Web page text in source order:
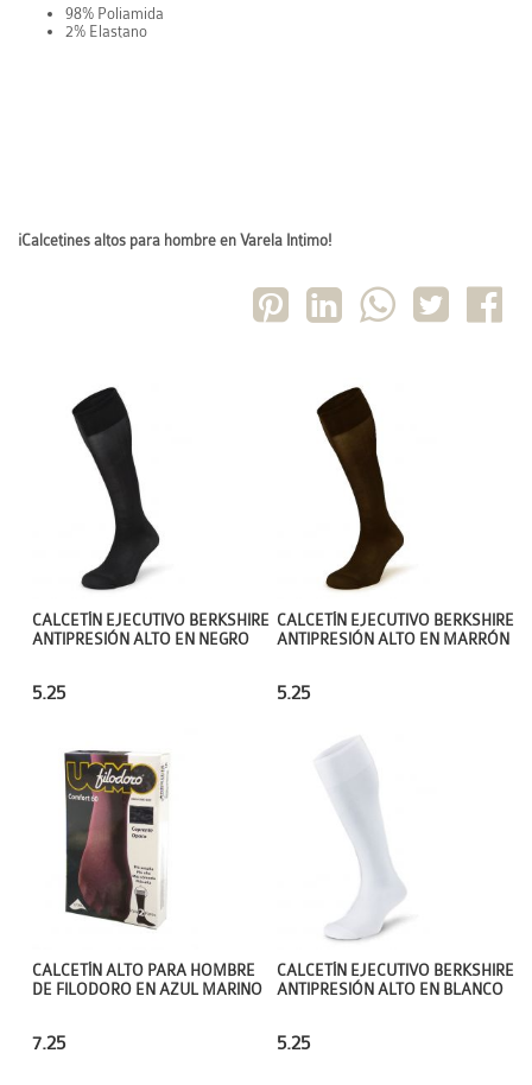
98% Poliamida
2% Elastano
¡Calcetines altos para hombre en Varela Intimo!
CALCETÍN EJECUTIVO BERKSHIRE
ANTIPRESIÓN ALTO EN MARRÓN
5.25
CALCETÍN EJECUTIVO BERKSHIRE
ANTIPRESIÓN ALTO EN NEGRO
5.25
CALCETÍN EJECUTIVO BERKSHIRE
ANTIPRESIÓN ALTO EN BLANCO
5.25
CALCETÍN ALTO PARA HOMBRE
DE FILODORO EN AZUL MARINO
7.25